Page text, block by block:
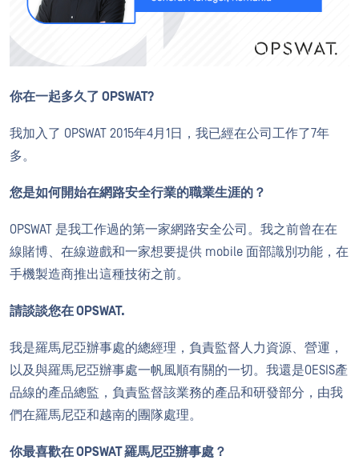
你在一起多久了 OPSWAT?
我加入了 OPSWAT 2015年4月1日，我已經在公司工作了7年
多。
您是如何開始在網路安全行業的職業生涯的？
OPSWAT 是我工作過的第一家網路安全公司。我之前曾在在
線賭博、在線遊戲和一家想要提供 mobile 面部識別功能，在
手機製造商推出這種技術之前。
請談談您在 OPSWAT.
我是羅馬尼亞辦事處的總經理，負責監督人力資源、營運，
以及與羅馬尼亞辦事處一帆風順有關的一切。我還是OESIS產
品線的產品總監，負責監督該業務的產品和研發部分，由我
們在羅馬尼亞和越南的團隊處理。
你最喜歡在 OPSWAT 羅馬尼亞辦事處？